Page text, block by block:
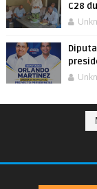
C28